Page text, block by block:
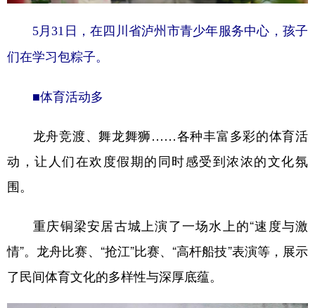
5月31日，在四川省泸州市青少年服务中心，孩子
们在学习包粽子。
■体育活动多
龙舟竞渡、舞龙舞狮……各种丰富多彩的体育活
动，让人们在欢度假期的同时感受到浓浓的文化氛
围。
重庆铜梁安居古城上演了一场水上的“速度与激
情”。龙舟比赛、“抢江”比赛、“高杆船技”表演等，展示
了民间体育文化的多样性与深厚底蕴。